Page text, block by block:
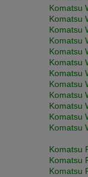
Komatsu
Komatsu
Komatsu
Komatsu
Komatsu
Komatsu
Komatsu
Komatsu
Komatsu
Komatsu
Komatsu
Komatsu
Komatsu
Komatsu
Komatsu